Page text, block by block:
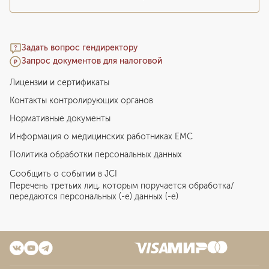
Задать вопрос гендиректору
Запрос документов для налоговой
Лицензии и сертификаты
Контакты контролирующих органов
Нормативные документы
Информация о медицинских работниках EMC
Политика обработки персональных данных
Сообщить о событии в JCI
Перечень третьих лиц, которым поручается обработка/
передаются персональных (-е) данных (-е)